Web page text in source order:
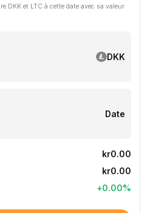
DKK et LTC à cette date avec sa valeur
DKK
Date
kr0.00
kr0.00
+0.00%